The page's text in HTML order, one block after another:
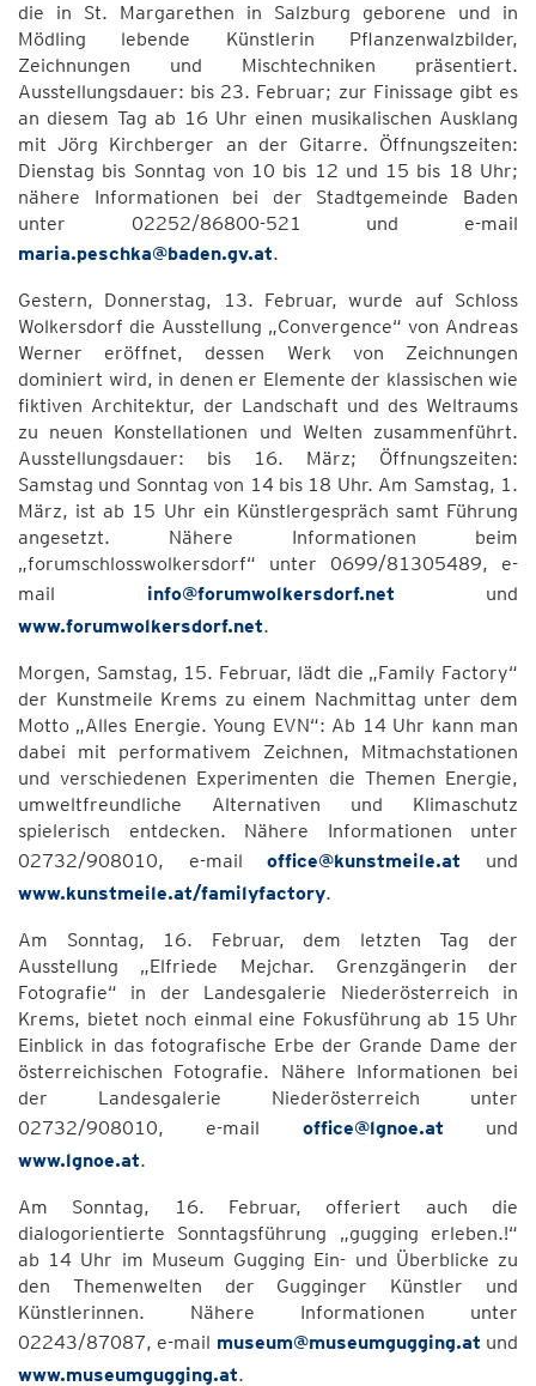
die in St. Margarethen in Salzburg geborene und in
Mödling lebende Künstlerin Pflanzenwalzbilder,
Zeichnungen und Mischtechniken präsentiert.
Ausstellungsdauer: bis 23. Februar; zur Finissage gibt es
an diesem Tag ab 16 Uhr einen musikalischen Ausklang
mit Jörg Kirchberger an der Gitarre. Öffnungszeiten:
Dienstag bis Sonntag von 10 bis 12 und 15 bis 18 Uhr;
nähere Informationen bei der Stadtgemeinde Baden
unter 02252/86800-521 und e-mail
maria.peschka@baden.gv.at.
Gestern, Donnerstag, 13. Februar, wurde auf Schloss
Wolkersdorf die Ausstellung „Convergence“ von Andreas
Werner eröffnet, dessen Werk von Zeichnungen
dominiert wird, in denen er Elemente der klassischen wie
fiktiven Architektur, der Landschaft und des Weltraums
zu neuen Konstellationen und Welten zusammenführt.
Ausstellungsdauer: bis 16. März; Öffnungszeiten:
Samstag und Sonntag von 14 bis 18 Uhr. Am Samstag, 1.
März, ist ab 15 Uhr ein Künstlergespräch samt Führung
angesetzt. Nähere Informationen beim
„forumschlosswolkersdorf“ unter 0699/81305489, e-
mail info@forumwolkersdorf.net und
www.forumwolkersdorf.net.
Morgen, Samstag, 15. Februar, lädt die „Family Factory“
der Kunstmeile Krems zu einem Nachmittag unter dem
Motto „Alles Energie. Young EVN“: Ab 14 Uhr kann man
dabei mit performativem Zeichnen, Mitmachstationen
und verschiedenen Experimenten die Themen Energie,
umweltfreundliche Alternativen und Klimaschutz
spielerisch entdecken. Nähere Informationen unter
02732/908010, e-mailoffice@kunstmeile.at und
www.kunstmeile.at/familyfactory.
Am Sonntag, 16. Februar, dem letzten Tag der
Ausstellung „Elfriede Mejchar. Grenzgängerin der
Fotografie“ in der Landesgalerie Niederösterreich in
Krems, bietet noch einmal eine Fokusführung ab 15 Uhr
Einblick in das fotografische Erbe der Grande Dame der
österreichischen Fotografie. Nähere Informationen bei
der Landesgalerie Niederösterreich unter
02732/908010, e-mail office@lgnoe.at und
www.lgnoe.at.
Am Sonntag, 16. Februar, offeriert auch die
dialogorientierte Sonntagsführung „gugging erleben.!“
ab 14 Uhr im Museum Gugging Ein- und Überblicke zu
den Themenwelten der Gugginger Künstler und
Künstlerinnen. Nähere Informationen unter
02243/87087, e-mail museum@museumgugging.at und
www.museumgugging.at.